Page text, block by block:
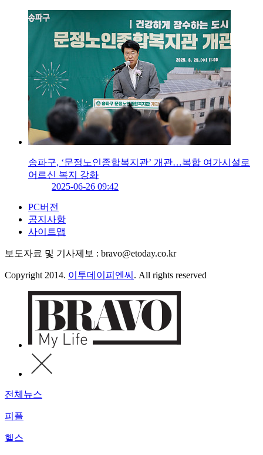
송파구, ‘문정노인종합복지관’ 개관…복합 여가시설로
어르신 복지 강화
2025-06-26 09:42
PC버전
공지사항
사이트맵
보도자료 및 기사제보 : bravo@etoday.co.kr
Copyright 2014. 이투데이피엔씨 . All rights reserved
전체뉴스
피플
헬스